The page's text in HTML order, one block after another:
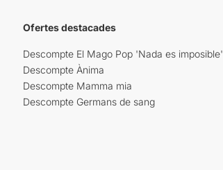
Ofertes destacades
Descompte El Mago Pop 'Nada es imposible'
Descompte Ànima
Descompte Mamma mia
Descompte Germans de sang